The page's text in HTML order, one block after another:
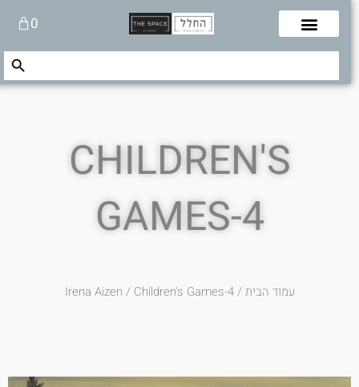
0עגלת
קניות
Search
Search Button
CHILDREN'S
GAMES-4
עמוד הבית/
Irena Aizen/ Children's Games-4